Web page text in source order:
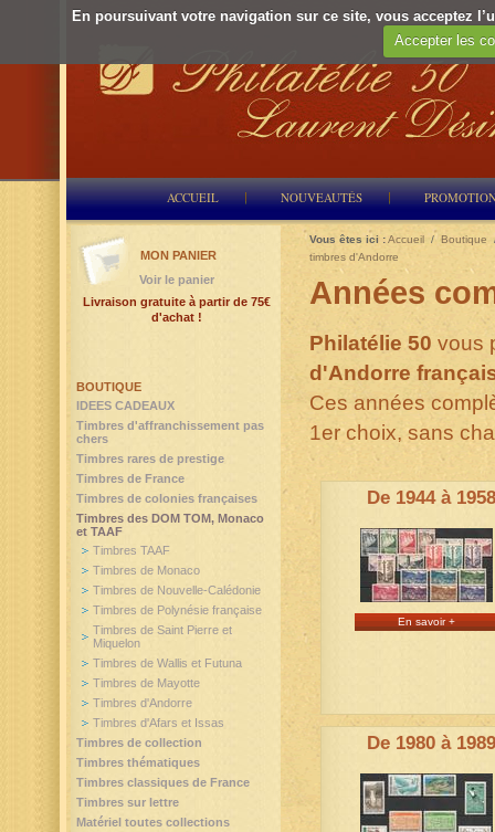
En poursuivant votre navigation sur ce site, vous acceptez
Accepter les
ACCUEIL NOUVEAUTÉS
Vous êtes ici :Accueil / Boutique
timbres d'Andorre
Années
Philatélie 50 vous
d'Andorre
Ces années
1er choix, sans
De 1944 à 1958
En savoir +
De 1980 à 1989
BOUTIQUE
IDEES CADEAUX
Timbres d'affranchissement pas
chers
Timbres rares de prestige
Timbres de France
Timbres de colonies françaises
Timbres des DOM TOM, Monaco
et TAAF
Timbres TAAF
Timbres de Monaco
Timbres de Nouvelle-Calédonie
Timbres de Polynésie française
Timbres de Saint Pierre et
Miquelon
Timbres de Wallis et Futuna
Timbres de Mayotte
Timbres d'Andorre
Timbres d'Afars et Issas
Timbres de collection
Timbres thématiques
Timbres classiques de France
Timbres sur lettre
Matériel toutes collections
MON PANIER
Voir le panier
Livraison gratuite à partir de 75€
d'achat !